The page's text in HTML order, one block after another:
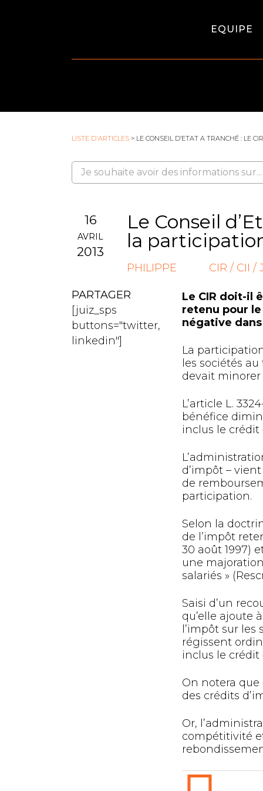
EQUIPE
LISTE D'ARTICLES > LE CONSEIL D’ETAT A TRANCHÉ : LE
16
AVRIL
2013
Le Conseil
la
PHILIPPE CIR / CII /
PARTAGER
[juiz_sps
buttons="twitter,
linkedin"]
Le CIR doit-il
retenu pour
négative
La
les sociétés
devait
L’article L.
bénéfice
inclus le crédit
d’impôt –
de
participation.
Selon la
de l’impôt
30 août 1997)
une
salariés »
Saisi d’un
qu’elle ajoute
l’impôt sur
régissent
inclus le crédit
On notera que
des crédits
Or,
compétitivité et